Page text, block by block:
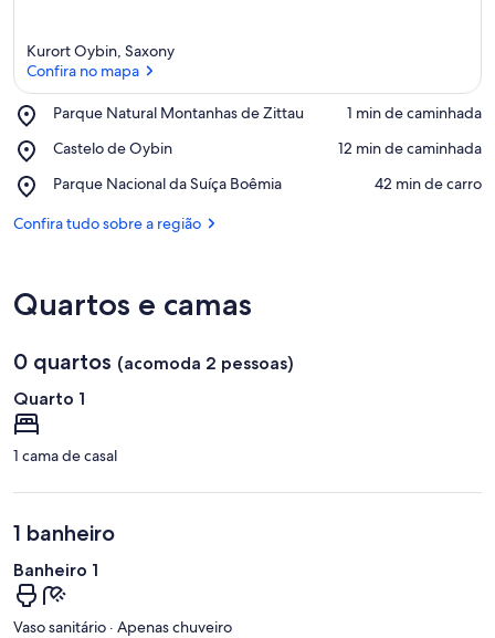
Kurort Oybin, Saxony
Confira no mapa
Parque Natural Montanhas de Zittau
Place,
Natural
de
‪1 min de caminhada‬
Castelo de Oybin
Place,
de
‪12 min de caminhada‬
Parque Nacional da Suíça Boêmia
Place,
Nacional
‪42 min de carro‬
Confira tudo sobre a região
Quartos e camas
0 quartos (acomoda 2 pessoas)
Quarto 1
1 cama de casal
1 banheiro
Banheiro 1
Vaso sanitário · Apenas chuveiro